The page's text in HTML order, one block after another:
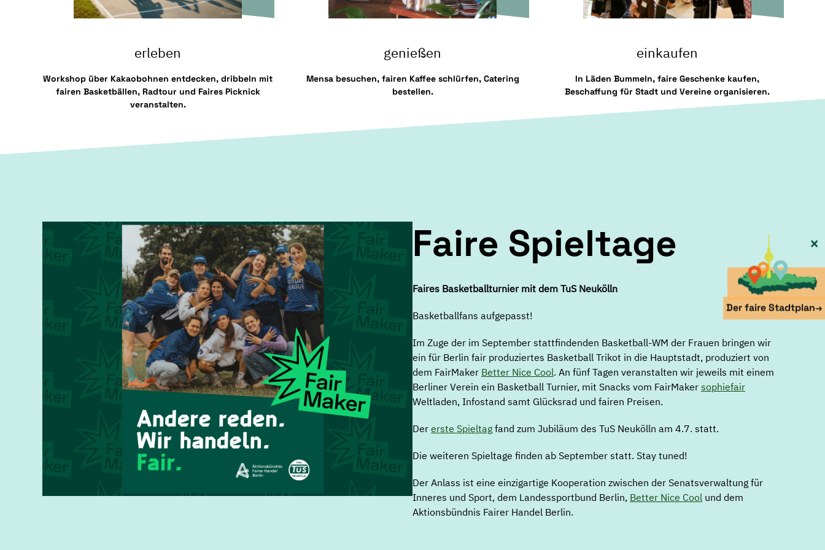
erleben
Workshop über Kakaobohnen entdecken, dribbeln mit
fairen Basketbällen, Radtour und Faires Picknick
veranstalten.
genießen
Mensa besuchen, fairen Kaffee schlürfen, Catering
bestellen.
einkaufen
In Läden Bummeln, faire Geschenke kaufen,
Beschaffung für Stadt und Vereine organisieren.
Faire Spieltage
Faires Basketballturnier mit dem TuS Neukölln
Basketballfans aufgepasst!
Im Zuge der im September stattfindenden Basketball-WM der Frauen bringen wir
ein für Berlin fair produziertes Basketball Trikot in die Hauptstadt, produziert von
dem FairMaker Better Nice Cool. An fünf Tagen veranstalten wir jeweils mit einem
Berliner Verein ein Basketball Turnier, mit Snacks vom FairMaker sophiefair
Weltladen, Infostand samt Glücksrad und fairen Preisen.
Der erste Spieltag fand zum Jubiläum des TuS Neukölln am 4.7. statt.
Die weiteren Spieltage finden ab September statt. Stay tuned!
Der Anlass ist eine einzigartige Kooperation zwischen der Senatsverwaltung für
Inneres und Sport, dem Landessportbund Berlin, Better Nice Cool und dem
Aktionsbündnis Fairer Handel Berlin.
×
Der faire Stadtplan→